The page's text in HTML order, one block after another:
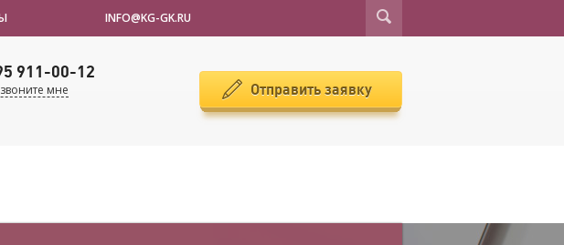
INFO@KG-GK.RU
911-00-12
мне Отправить заявку